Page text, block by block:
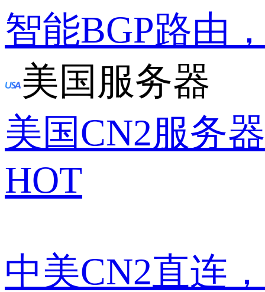
智能BGP路由
美国服务器
美国CN2服务器
HOT
中美CN2直连